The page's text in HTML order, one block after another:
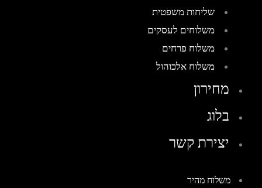
שליחות משפטית
משלוחים לעסקים
משלוח פרחים
משלוח אלכוהול
מחירון
בלוג
יצירת קשר
משלוח מהיר